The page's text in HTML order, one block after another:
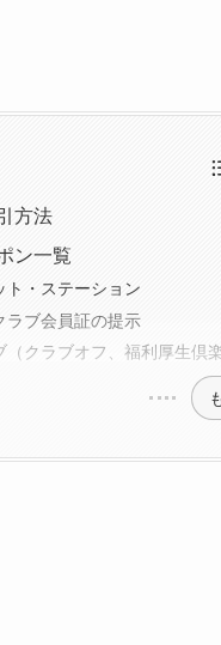
方法
ン一覧
ト・ステーション
ラブ会員証の提示
（クラブオフ、福利厚生倶楽